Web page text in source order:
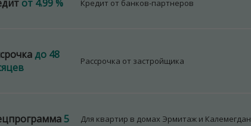
от 4.99 % Кредит от банков-партнеров
до 48
Рассрочка от застройщика
5 Для квартир в домах Эрмитаж и Калемегдан